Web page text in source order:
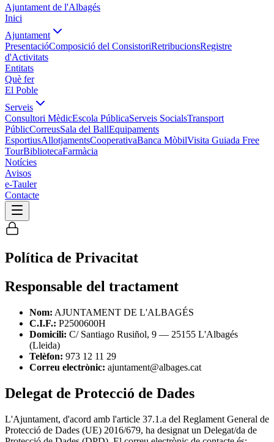
Ajuntament de l'Albagés
Inici
Ajuntament
PresentacióComposició del ConsistoriRetribucionsRegistre
d'Activitats
Entitats
Què fer
El Poble
Serveis
Consultori MèdicEscola PúblicaServeis SocialsTransport
PúblicCorreusSala del BallEquipaments
EsportiusAllotjamentsCooperativaBanca MòbilVisita Guiada Free
TourBibliotecaFarmàcia
Notícies
Avisos
e-Tauler
Contacte
Política de Privacitat
Responsable del tractament
Nom: AJUNTAMENT DE L'ALBAGÉS
C.I.F.: P2500600H
Domicili: C/ Santiago Rusiñol, 9 — 25155 L'Albagés
(Lleida)
Telèfon: 973 12 11 29
Correu electrònic: ajuntament@albages.cat
Delegat de Protecció de Dades
L'Ajuntament, d'acord amb l'article 37.1.a del Reglament General de
Protecció de Dades (UE) 2016/679, ha designat un Delegat/da de